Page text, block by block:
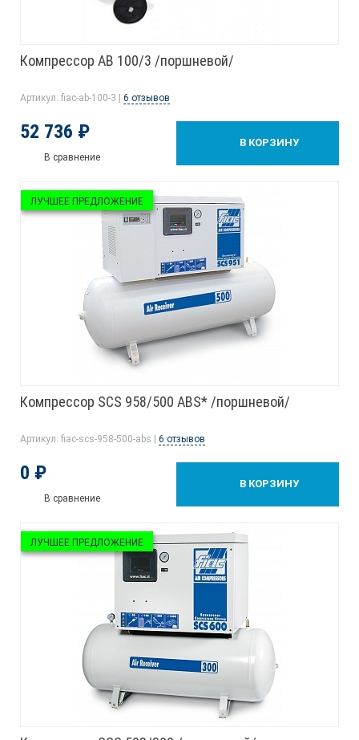
Компрессор AB 100/3 /поршневой/
Артикул: fiac-ab-100-3 | 6 отзывов
52 736 ₽
В сравнение
В КОРЗИНУ
ЛУЧШЕЕ ПРЕДЛОЖЕНИЕ
Компрессор SCS 958/500 ABS* /поршневой/
Артикул: fiac-scs-958-500-abs | 6 отзывов
0 ₽
В сравнение
В КОРЗИНУ
ЛУЧШЕЕ ПРЕДЛОЖЕНИЕ